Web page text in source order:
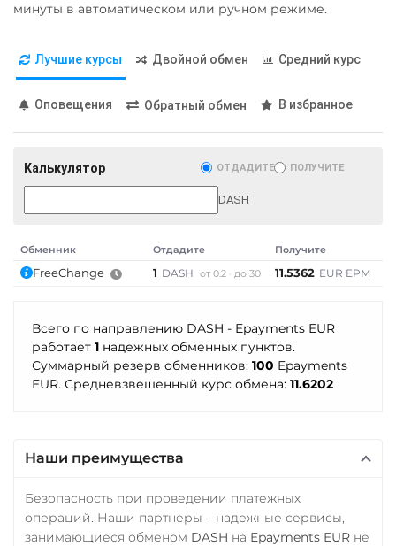
Stellar (XLM)
Terra Classic (LUNC)
Tether (USDT)
CRONOS
Tether Gold (XAUt)
Tornado Cash (TORN)
Tron (TRX)
Trust Wallet Token (TWT)
BEP20
AMD HKD PLN
AUD
ILS IDR
NZD
RON PHP
CZK
МТС Банк RUB
Открытие RUB
Почта Банк RUB
Приват24
USD EUR UAH
RUB UAH
РНКБ RUB
минуты в автоматическом или ручном режиме.
Лучшие курсы Двойной обмен Средний курс
Оповещения Обратный обмен В избранное
Калькулятор ОТДАДИТЕ ПОЛУЧИТЕ
DASH
Обменник Отдадите Получите
FreeChange 1 DASH от 0.2 до 30 11.5362 EUR EPM
Всего по направлению DASH - Epayments EUR
работает 1 надежных обменных пунктов.
Суммарный резерв обменников: 100 Epayments
EUR. Средневзвешенный курс обмена: 11.6202
Наши преимущества
Безопасность при проведении платежных
операций. Наши партнеры – надежные сервисы,
занимающиеся обменом DASH на Epayments EUR не